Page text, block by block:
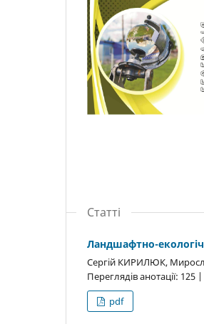
Статті
Ландшафтно-
Сергій КИРИЛЮК,
Переглядів анотації:
pdf